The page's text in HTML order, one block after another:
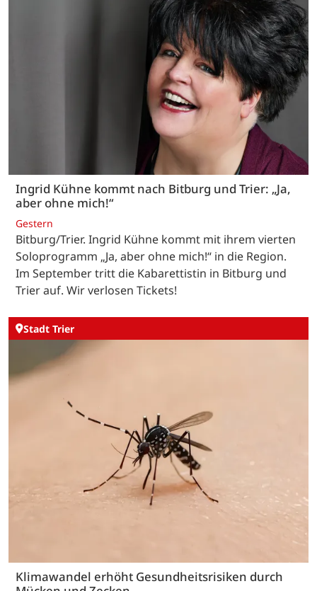
Ingrid Kühne kommt nach Bitburg und Trier: „Ja,
aber ohne mich!“
Gestern
Bitburg/Trier. Ingrid Kühne kommt mit ihrem vierten
Soloprogramm „Ja, aber ohne mich!“ in die Region.
Im September tritt die Kabarettistin in Bitburg und
Trier auf. Wir verlosen Tickets!
Stadt Trier
Klimawandel erhöht Gesundheitsrisiken durch